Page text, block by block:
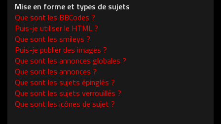
Mise en forme et types de sujets
Que sont les BBCodes ?
Puis-je utiliser le HTML ?
Que sont les smileys ?
Puis-je publier des images ?
Que sont les annonces globales ?
Que sont les annonces ?
Que sont les sujets épinglés ?
Que sont les sujets verrouillés ?
Que sont les icônes de sujet ?